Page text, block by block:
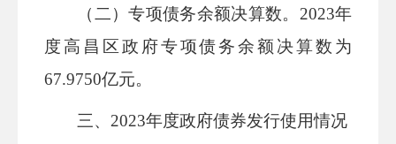
（二）专项债务余额决算数。 2023年
度高昌区 政府专项债务余额决算数为
67.9750亿元。
三、 2023年度政府债券发行使用情况